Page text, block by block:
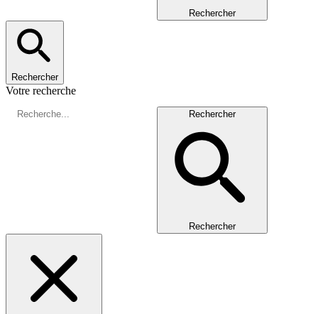
Rechercher
Rechercher
Votre recherche
Rechercher
Rechercher